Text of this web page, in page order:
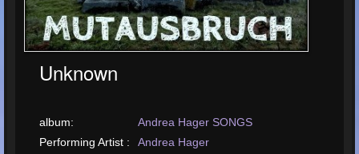
Unknown
album:
Andrea Hager SONGS
Performing Artist :
Andrea Hager